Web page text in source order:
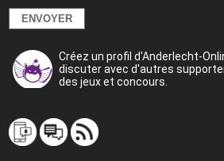
Créez un profil d'Anderlecht-
discuter avec d'autres
des jeux et concours.